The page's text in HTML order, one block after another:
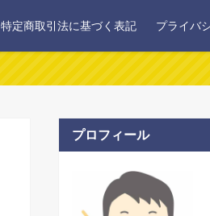
特定商取引法に基づく表記 プライバ
プロフィール